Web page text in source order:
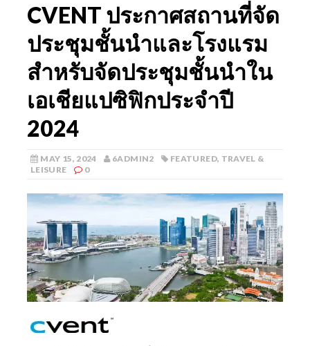
CVENT ประกาศสถานที่จัด
ประชุมชั้นนำและโรงแรม
สำหรับจัดประชุมชั้นนำใน
เอเชียแปซิฟิกประจำปี
2024
MAY 15, 2024 6ADMIN2 FEATURED, TRAVEL &
LEISURE
0